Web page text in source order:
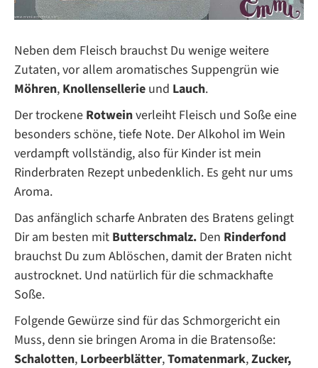
Neben dem Fleisch brauchst Du wenige weitere
Zutaten, vor allem aromatisches Suppengrün wie
Möhren, Knollensellerie und Lauch.
Der trockene Rotweinverleiht Fleisch und Soße eine
besonders schöne, tiefe Note. Der Alkohol im Wein
verdampft vollständig, also für Kinder ist mein
Rinderbraten Rezept unbedenklich. Es geht nur ums
Aroma.
Das anfänglich scharfe Anbraten des Bratens gelingt
Dir am besten mit Butterschmalz. Den Rinderfond
brauchst Du zum Ablöschen, damit der Braten nicht
austrocknet. Und natürlich für die schmackhafte
Soße.
Folgende Gewürze sind für das Schmorgericht ein
Muss, denn sie bringen Aroma in die Bratensoße:
Schalotten, Lorbeerblätter,Tomatenmark,Zucker,